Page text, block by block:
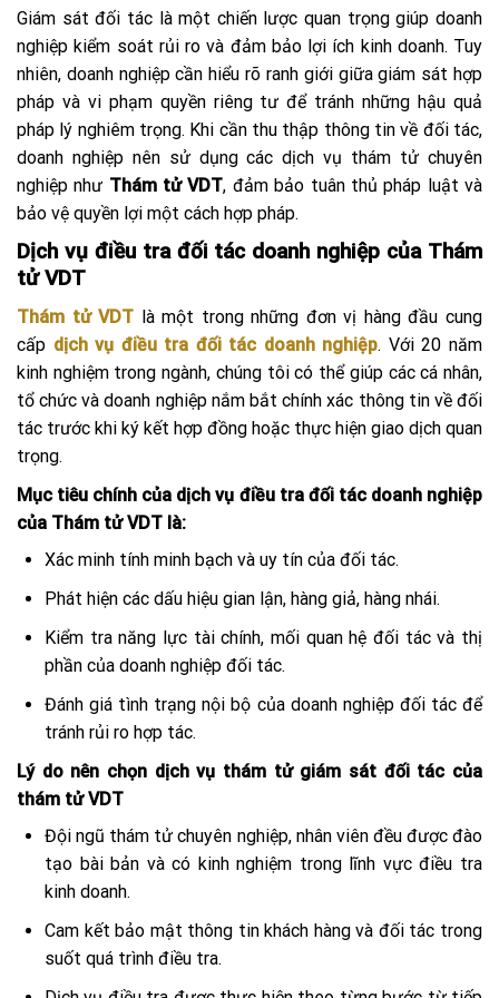
Giám sát đối tác là một chiến lược quan trọng giúp doanh
nghiệp kiểm soát rủi ro và đảm bảo lợi ích kinh doanh. Tuy
nhiên, doanh nghiệp cần hiểu rõ ranh giới giữa giám sát hợp
pháp và vi phạm quyền riêng tư để tránh những hậu quả
pháp lý nghiêm trọng. Khi cần thu thập thông tin về đối tác,
doanh nghiệp nên sử dụng các dịch vụ thám tử chuyên
nghiệp như Thám tử VDT, đảm bảo tuân thủ pháp luật và
bảo vệ quyền lợi một cách hợp pháp.
Dịch vụ điều tra đối tác doanh nghiệp của Thám
tử VDT
Thám tử VDT là một trong những đơn vị hàng đầu cung
cấp dịch vụ điều tra đối tác doanh nghiệp. Với 20 năm
kinh nghiệm trong ngành, chúng tôi có thể giúp các cá nhân,
tổ chức và doanh nghiệp nắm bắt chính xác thông tin về đối
tác trước khi ký kết hợp đồng hoặc thực hiện giao dịch quan
trọng.
Mục tiêu chính của dịch vụ điều tra đối tác doanh nghiệp
của Thám tử VDT là:
Xác minh tính minh bạch và uy tín của đối tác.
Phát hiện các dấu hiệu gian lận, hàng giả, hàng nhái.
Kiểm tra năng lực tài chính, mối quan hệ đối tác và thị
phần của doanh nghiệp đối tác.
Đánh giá tình trạng nội bộ của doanh nghiệp đối tác để
tránh rủi ro hợp tác.
Lý do nên chọn dịch vụ thám tử giám sát đối tác của
thám tử VDT
Đội ngũ thám tử chuyên nghiệp, nhân viên đều được đào
tạo bài bản và có kinh nghiệm trong lĩnh vực điều tra
kinh doanh.
Cam kết bảo mật thông tin khách hàng và đối tác trong
suốt quá trình điều tra.